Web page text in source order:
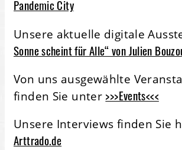
Pandemic City
Unsere aktuelle digitale
Sonne scheint für Alle“ von Julien
Von uns ausgewählte
finden Sie unter >>>Events<<<
Unsere Interviews finden Sie
Arttrado.de